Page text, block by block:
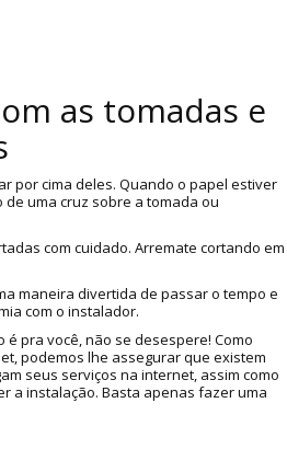
as tomadas e
por cima deles. Quando o papel estiver
uma cruz sobre a tomada ou
com cuidado. Arremate cortando em
maneira divertida de passar o tempo e
com o instalador.
é pra você, não se desespere! Como
podemos lhe assegurar que existem
seus serviços na internet, assim como
a instalação. Basta apenas fazer uma